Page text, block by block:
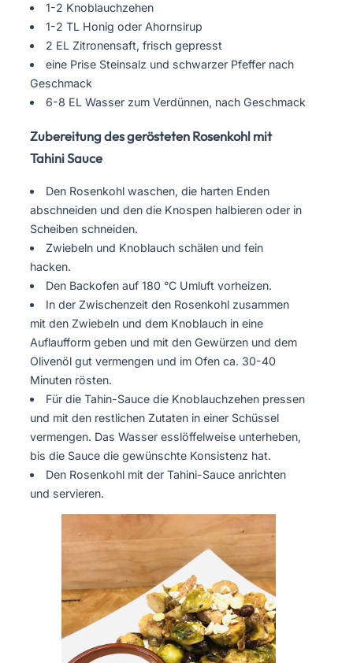
1-2 Knoblauchzehen
1-2 TL Honig oder Ahornsirup
2 EL Zitronensaft, frisch gepresst
eine Prise Steinsalz und schwarzer Pfeffer nach
Geschmack
6-8 EL Wasser zum Verdünnen, nach Geschmack
Zubereitung des gerösteten Rosenkohl mit
Tahini Sauce
Den Rosenkohl waschen, die harten Enden
abschneiden und den die Knospen halbieren oder in
Scheiben schneiden.
Zwiebeln und Knoblauch schälen und fein
hacken.
Den Backofen auf 180 °C Umluft vorheizen.
In der Zwischenzeit den Rosenkohl zusammen
mit den Zwiebeln und dem Knoblauch in eine
Auflaufform geben und mit den Gewürzen und dem
Olivenöl gut vermengen und im Ofen ca. 30-40
Minuten rösten.
Für die Tahin-Sauce die Knoblauchzehen pressen
und mit den restlichen Zutaten in einer Schüssel
vermengen. Das Wasser esslöffelweise unterheben,
bis die Sauce die gewünschte Konsistenz hat.
Den Rosenkohl mit der Tahini-Sauce anrichten
und servieren.